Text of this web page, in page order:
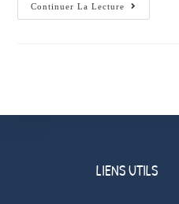
Continuer La Lecture
LIENS UTILS